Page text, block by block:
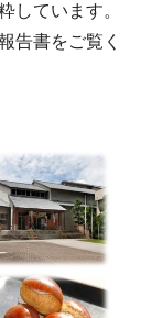
しています。
告書をご覧く